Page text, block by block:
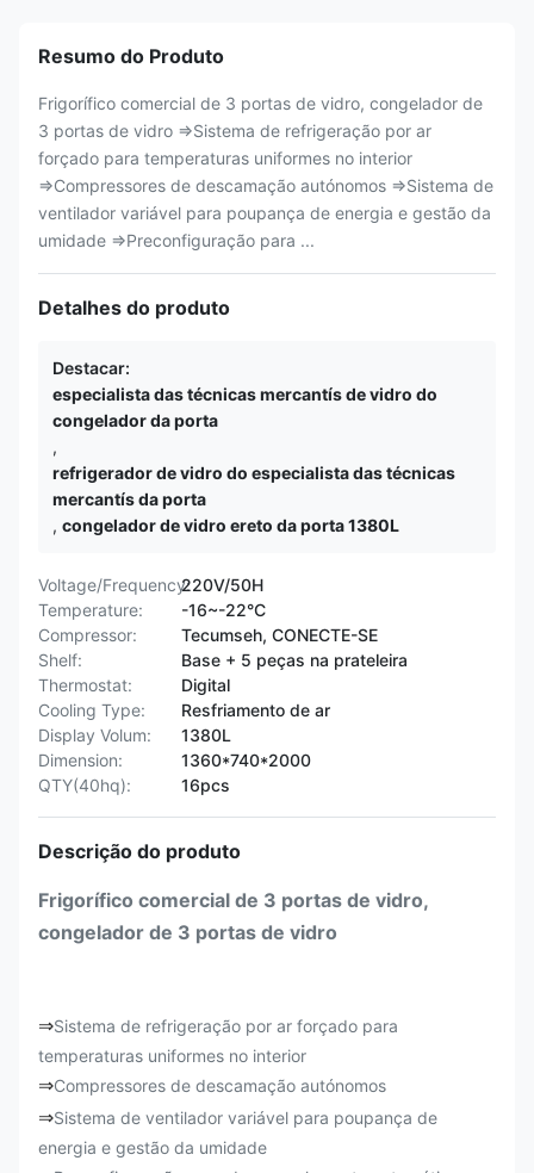
Resumo do Produto
Frigorífico comercial de 3 portas de vidro, congelador de
3 portas de vidro ⇒Sistema de refrigeração por ar
forçado para temperaturas uniformes no interior
⇒Compressores de descamação autónomos ⇒Sistema de
ventilador variável para poupança de energia e gestão da
umidade ⇒Preconfiguração para ...
Detalhes do produto
Destacar:
especialista das técnicas mercantís de vidro do
congelador da porta
,
refrigerador de vidro do especialista das técnicas
mercantís da porta
, congelador de vidro ereto da porta 1380L
Voltage/Frequency:220V/50H
Temperature:
-16~-22°C
Compressor:
Tecumseh, CONECTE-SE
Shelf:
Base + 5 peças na prateleira
Thermostat:
Digital
Cooling Type:
Resfriamento de ar
Display Volum:
1380L
Dimension:
1360*740*2000
QTY(40hq):
16pcs
Descrição do produto
Frigorífico comercial de 3 portas de vidro,
congelador de 3 portas de vidro
⇒Sistema de refrigeração por ar forçado para
temperaturas uniformes no interior
⇒Compressores de descamação autónomos
⇒Sistema de ventilador variável para poupança de
energia e gestão da umidade